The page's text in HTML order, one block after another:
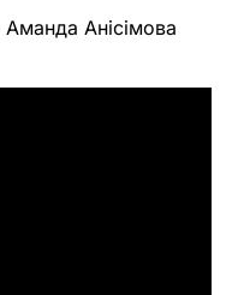
Аманда Анісімова